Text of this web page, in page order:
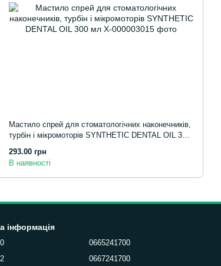
Мастило спрей для стоматологічних наконечників,
турбін і мікромоторів SYNTHETIC DENTAL OIL 300
293.00 грн
В наявності
інформація
0665241700
0667241700